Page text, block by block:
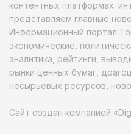
контентных платформах:
представляем главные
Информационный портал
экономические,
аналитика, рейтинги,
рынки ценных бумаг,
несырьевых ресурсов,
Сайт создан компанией